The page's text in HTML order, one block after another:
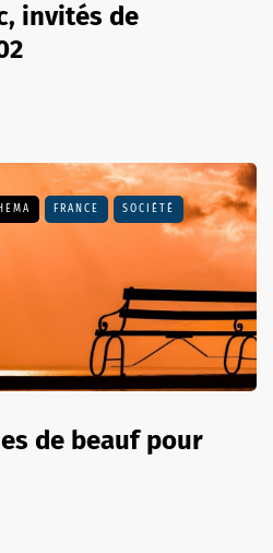
invités de
FRANCE SOCIÉTÉ
de beauf pour